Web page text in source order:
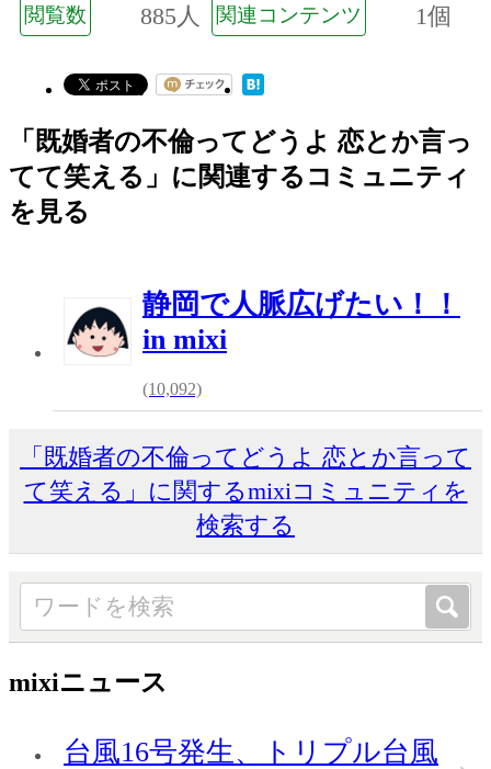
閲覧数 885人 関連コンテンツ 1個
「既婚者の不倫ってどうよ 恋とか言っ
てて笑える」に関連するコミュニティ
を見る
静岡で人脈広げたい！！
in mixi
(10,092)
「既婚者の不倫ってどうよ 恋とか言って
て笑える」に関するmixiコミュニティを
検索する
mixiニュース
台風16号発生、トリプル台風